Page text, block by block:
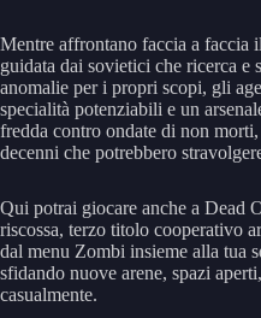
Mentre affrontano faccia a faccia
guidata dai sovietici che ricerca e
anomalie per i propri scopi, gli
specialità potenziabili e un
fredda contro ondate di non
decenni che potrebbero
Qui potrai giocare anche a Dead
riscossa, terzo titolo cooperativo
dal menu Zombi insieme alla tua
sfidando nuove arene, spazi
casualmente.